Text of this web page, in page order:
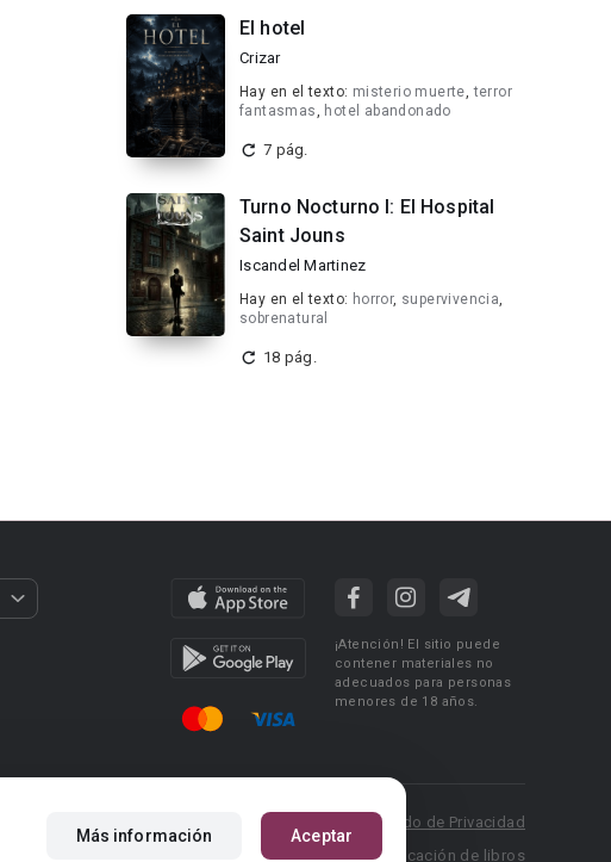
El hotel
Crizar
Hay en el texto: misterio muerte,terror
fantasmas, hotel abandonado
7 pág.
Turno Nocturno I: El Hospital
Saint Jouns
Iscandel Martinez
Hay en el texto: horror, supervivencia,
sobrenatural
18 pág.
Más información Aceptar
¡Atención! El sitio puede
contener materiales no
adecuados para personas
menores de 18 años.
Condiciones de uso
Acuerdo de Privacidad
Reglas para la publicación de libros